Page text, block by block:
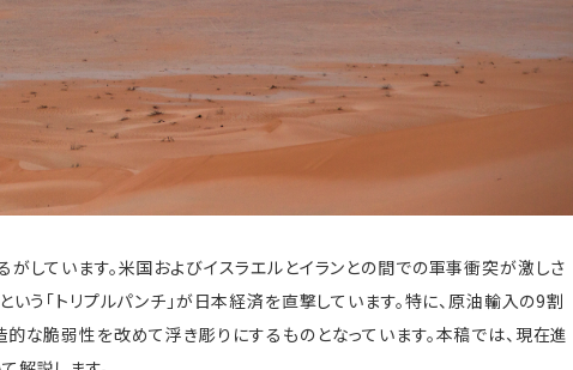
しています。米国およびイスラエルとイランとの間での軍事衝突が激しさ
う「トリプルパンチ」が日本経済を直撃しています。特に、原油輸入の9割
な脆弱性を改めて浮き彫りにするものとなっています。本稿では、現在進